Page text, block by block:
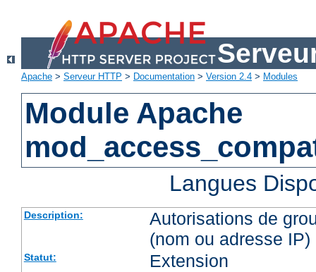
Apache > Serveur HTTP > Documentation > Version 2.4 > Modules
Module Apache
Langues
Description:
Autorisations de
(nom ou adresse IP)
Statut: Extension